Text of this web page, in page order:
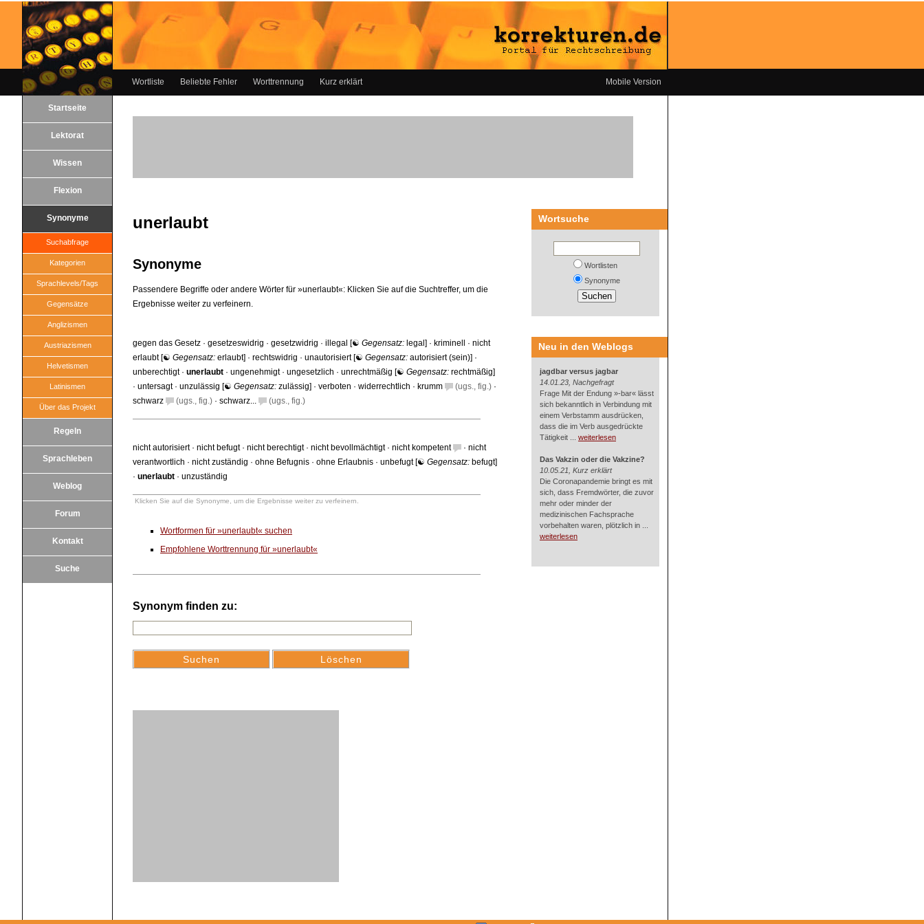
Wortliste Beliebte Fehler Worttrennung Kurz erklärt Mobile Version
Startseite
Lektorat
Wissen
Flexion
Synonyme
Suchabfrage
Kategorien
Sprachlevels/Tags
Gegensätze
Anglizismen
Austriazismen
Helvetismen
Latinismen
Über das Projekt
Regeln
Sprachleben
Weblog
Forum
Kontakt
Suche
unerlaubt
Synonyme
Passendere Begriffe oder andere Wörter für »unerlaubt«: Klicken Sie auf die Suchtreffer, um die
Ergebnisse weiter zu verfeinern.
gegen das Gesetz · gesetzeswidrig · gesetzwidrig · illegal [☯ Gegensatz: legal ] · kriminell · nicht
erlaubt[☯ Gegensatz: erlaubt] · rechtswidrig · unautorisiert[☯ Gegensatz: autorisiert (sein)] ·
unberechtigt· unerlaubt · ungenehmigt· ungesetzlich · unrechtmäßig [☯ Gegensatz: rechtmäßig]
· untersagt· unzulässig [☯ Gegensatz: zulässig] · verboten · widerrechtlich · krumm (ugs., fig.) ·
schwarz
(ugs., fig.) · schwarz... (ugs., fig.)
nicht autorisiert· nicht befugt· nicht berechtigt· nicht bevollmächtigt· nicht kompetent · nicht
verantwortlich · nicht zuständig · ohne Befugnis · ohne Erlaubnis · unbefugt[☯ Gegensatz: befugt]
· unerlaubt · unzuständig
Klicken Sie auf die Synonyme, um die Ergebnisse weiter zu verfeinern.
Wortformen für »unerlaubt« suchen
Empfohlene Worttrennung für »unerlaubt«
Synonym finden zu:
Wortsuche
Wortlisten
Synonyme
Neu in den Weblogs
jagdbar versus jagbar
14.01.23, Nachgefragt
Frage Mit der Endung »-bar« lässt
sich bekanntlich in Verbindung mit
einem Verbstamm ausdrücken,
dass die im Verb ausgedrückte
Tätigkeit ... weiterlesen
Das Vakzin oder die Vakzine?
10.05.21, Kurz erklärt
Die Coronapandemie bringt es mit
sich, dass Fremdwörter, die zuvor
mehr oder minder der
medizinischen Fachsprache
vorbehalten waren, plötzlich in ...
weiterlesen